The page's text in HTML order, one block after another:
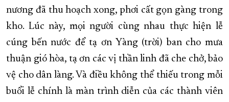
nương đã thu hoạch xong, phơi cất gọn gàng trong
kho. Lúc này, mọi người cùng nhau thực hiện lễ
cúng bến nước để tạ ơn Yàng (trời) ban cho mưa
thuận gió hòa, tạ ơn các vị thần linh đã che chở, bảo
vệ cho dân làng. Và điều không thể thiếu trong mỗi
buổi lễ chính là màn trình diễn của các thành viên